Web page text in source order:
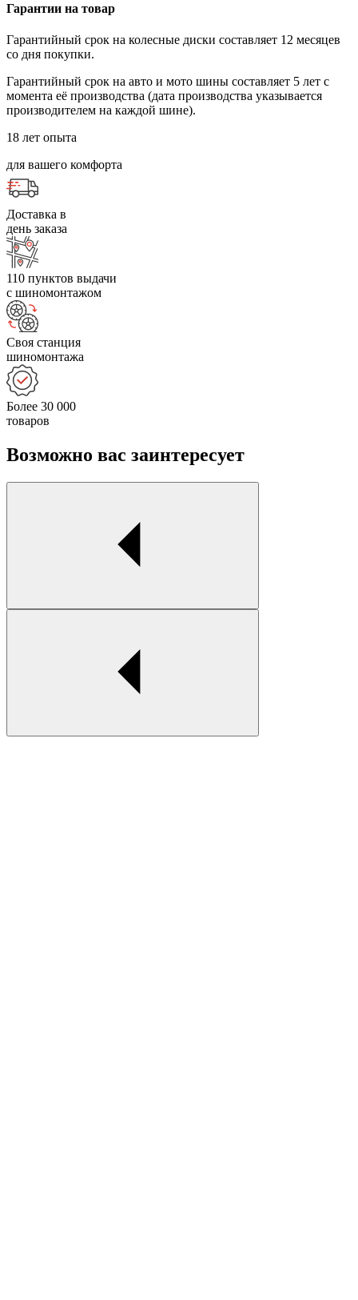
Гарантии на товар
Гарантийный срок на колесные диски составляет 12 месяцев
со дня покупки.
Гарантийный срок на авто и мото шины составляет 5 лет с
момента её производства (дата производства указывается
производителем на каждой шине).
18 лет опыта
для вашего комфорта
Доставка в
день заказа
110 пунктов выдачи
с шиномонтажом
Своя станция
шиномонтажа
Более 30 000
товаров
Возможно вас заинтересует